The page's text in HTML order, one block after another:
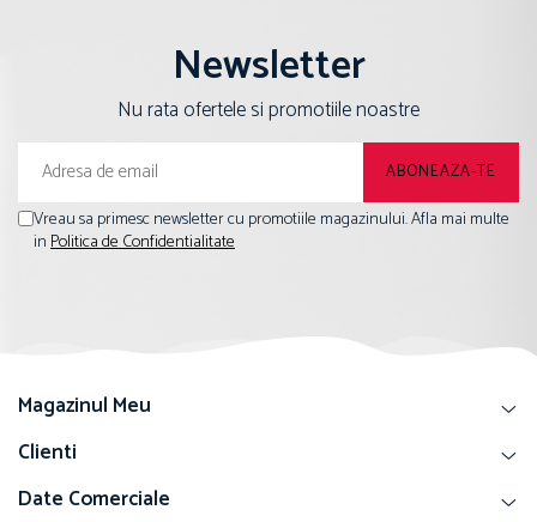
Newsletter
Nu rata ofertele si promotiile noastre
Vreau sa primesc newsletter cu promotiile magazinului. Afla mai multe
inPolitica de Confidentialitate
Magazinul Meu
Clienti
Date Comerciale